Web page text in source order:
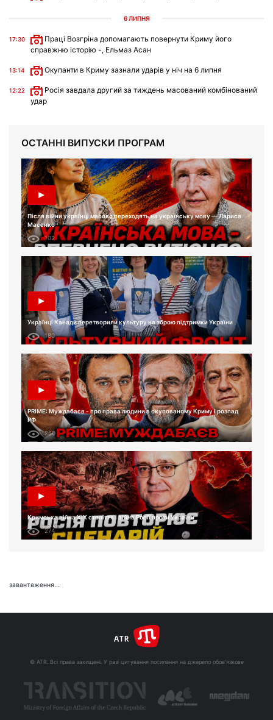
6 ЛИПНЯ
17:30
Праці Возгріна допомагають повернути Криму його
справжню історію -, Ельмаз Асан
13:14 Окупанти в Криму зазнали ударів у ніч на 6 липня
12:22
Росія завдала другий за тиждень масований комбінований
удар
ОСТАННІ ВИПУСКИ ПРОГРАМ
Після війни українці масово переходять на українську мову — Лариса
Масенко
102
Українці Канади перетворили культуру на зброю підтримки України
180
PRIME: Муждабаєв - про права людини в окупованому Криму і розпад
РФ
260
Кримська війна XIX століття і війна Росії проти України
274
завантаження...
© ATR. Всі права захищені. У разі цитування посилання на джерело обов'язкове